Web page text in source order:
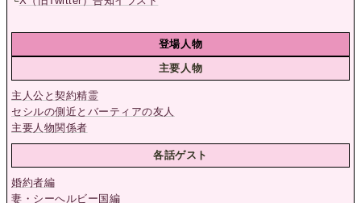
登場人物
主要人物
主人公と契約精霊
セシルの側近とバーティアの友人
主要人物関係者
各話ゲスト
婚約者編
妻・シーへルビー国編